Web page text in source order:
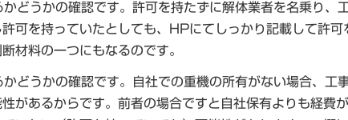
どうかの確認です。許可を持たずに解体業者を名乗り、
可を持っていたとしても、HPにてしっかり記載して許可
材料の一つにもなるのです。
どうかの確認です。自社での重機の所有がない場合、工
があるからです。前者の場合ですと自社保有よりも経費